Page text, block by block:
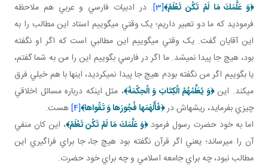
﴿وَ عَلَّمَكَ مَا لَمْ تَكُن تَعْلَمُ﴾[3] . در ادبيات فارسي و عربي هم ملاحظه
فرموديد که ما دو تعبير داريم؛ يک وقتي مي گوييم استاد اين مطالب را به
اين آقايان گفت. يک وقتي مي گوييم اين مطالبي است که اگر او نگفته
بود، هيچ جا پيدا نمي شد. ما اگر در فارسي بگوييم اين را من به شما گفتم،
يا بگوييم اگر من نگفته بودم هيچ جا پيدا نمي کرديد، اين­ها با هم خيلي فرق
مي کند. اين﴿وَ يُعَلِّمُهُمُ الْكِتَابَ وَ الْحِكْمَةَ﴾، مثل اينکه درباره مسائل اخلاقي
چيزي بفرمايد، ريشه اش در﴿فَأَلْهَمَها فُجُورَها وَ تَقْواها﴾[4]
هست.
اما به خود حضرت رسول فرمود﴿وَ عَلَّمَكَ مَا لَمْ تَكُن تَعْلَمُ﴾، اين کان منفي
آن را مي رساند؛ يعني اگر قرآن نگفته بود هيچ جا، جا براي فراگيري اين
مطالب نبود، چه براي جامعه اسلامي و چه براي خود حضرت.